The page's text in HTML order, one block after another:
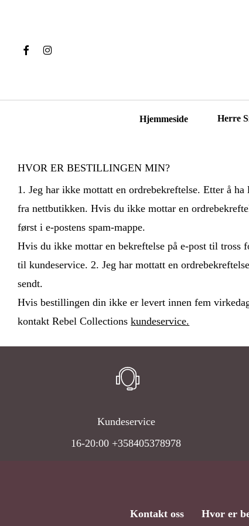
Hit enter to search or ESC to close
FacebookInstagram
Hjemmeside Herre
HVOR ER BESTILLINGEN MIN?
1. Jeg har ikke mottatt en ordrebekreftelse. Etter å
fra nettbutikken. Hvis du ikke mottar en
først i e-postens spam-mappe.
Hvis du ikke mottar en bekreftelse på e-post til
til kundeservice. 2. Jeg har mottatt en
sendt.
Hvis bestillingen din ikke er levert innen fem
kontakt Rebel Collectionskundeservice.
Kundeservice
16-20:00 +358405378978
Kontakt oss Hvor er